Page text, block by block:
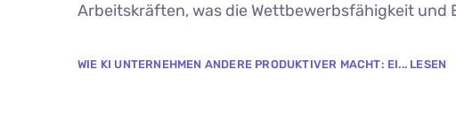
Arbeitskräften, was die Wettbewerbsfähigkeit
WIE KI UNTERNEHMEN ANDERE PRODUKTIVER MACHT: EI... LESEN